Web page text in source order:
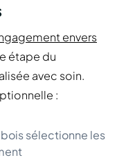
envers
étape du
avec soin.
:
sélectionne les